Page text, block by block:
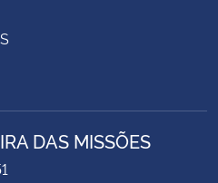
DAS MISSÕES